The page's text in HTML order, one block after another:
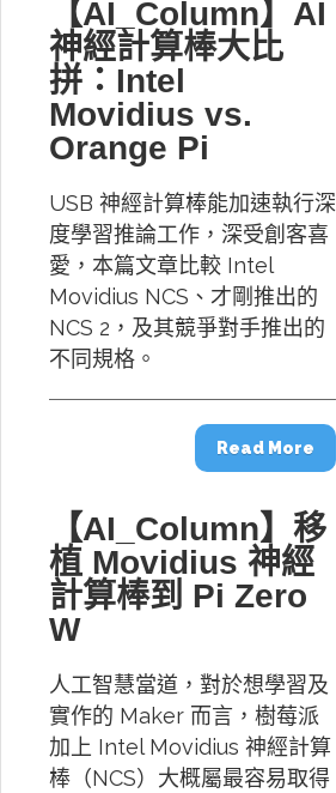
【AI_Column】AI
神經計算棒大比
拼：Intel
Movidius vs.
Orange Pi
USB 神經計算棒能加速執行深
度學習推論工作，深受創客喜
愛，本篇文章比較 Intel
Movidius NCS、才剛推出的
NCS 2，及其競爭對手推出的
不同規格。
Read More
【AI_Column】移
植 Movidius 神經
計算棒到 Pi Zero
W
人工智慧當道，對於想學習及
實作的 Maker 而言，樹莓派
加上 Intel Movidius 神經計算
棒（NCS）大概屬最容易取得